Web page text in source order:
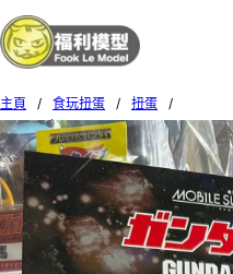
主頁 / 食玩扭蛋 / 扭蛋
/
BANDAI扭蛋 MS ENSEMBLE